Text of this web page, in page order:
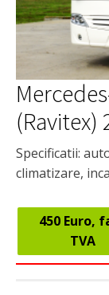
(Ravitex)
Specificatii:
climatizare,
450 Euro,
TVA